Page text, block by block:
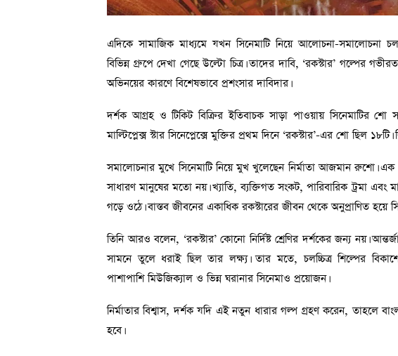
এদিকে সামাজিক মাধ্যমে যখন সিনেমাটি নিয়ে আলোচনা-সমালোচনা
বিভিন্ন গ্রুপে দেখা গেছে উল্টো চিত্র। তাদের দাবি, ‘রকস্টার’ গল্পের
অভিনয়ের কারণে বিশেষভাবে প্রশংসার দাবিদার।
দর্শক আগ্রহ ও টিকিট বিক্রির ইতিবাচক সাড়া পাওয়ায় সিনেমাটির শো
মাল্টিপ্লেক্স স্টার সিনেপ্লেক্সে মুক্তির প্রথম দিনে ‘রকস্টার’-এর শো ছিল
সমালোচনার মুখে সিনেমাটি নিয়ে মুখ খুলেছেন নির্মাতা আজমান রুশো।
সাধারণ মানুষের মতো নয়। খ্যাতি, ব্যক্তিগত সংকট, পারিবারিক ট্রমা
গড়ে ওঠে। বাস্তব জীবনের একাধিক রকস্টারের জীবন থেকে অনুপ্রাণিত হয়ে
তিনি আরও বলেন, ‘রকস্টার’ কোনো নির্দিষ্ট শ্রেণির দর্শকের জন্য নয়।
সামনে তুলে ধরাই ছিল তার লক্ষ্য। তার মতে, চলচ্চিত্র শিল্পের
পাশাপাশি মিউজিক্যাল ও ভিন্ন ঘরানার সিনেমাও প্রয়োজন।
নির্মাতার বিশ্বাস, দর্শক যদি এই নতুন ধারার গল্প গ্রহণ করেন, তাহলে
হবে।